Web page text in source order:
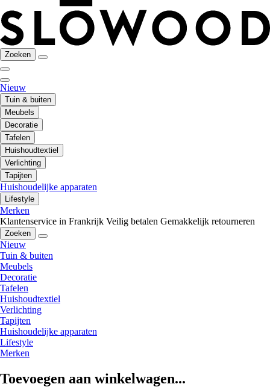
Zoeken
Nieuw
Tuin & buiten
Meubels
Decoratie
Tafelen
Huishoudtextiel
Verlichting
Tapijten
Huishoudelijke apparaten
Lifestyle
Merken
Klantenservice in Frankrijk Veilig betalen Gemakkelijk retourneren
Zoeken
Nieuw
Tuin & buiten
Meubels
Decoratie
Tafelen
Huishoudtextiel
Verlichting
Tapijten
Huishoudelijke apparaten
Lifestyle
Merken
Toevoegen aan winkelwagen...